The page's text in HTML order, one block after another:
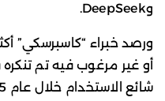
وDeepSeek.